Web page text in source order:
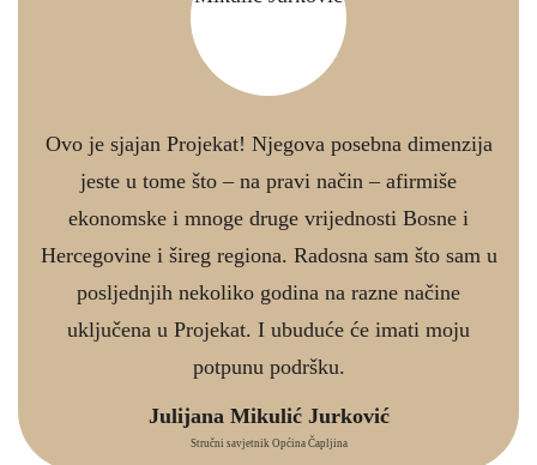
Ovo je sjajan Projekat! Njegova posebna dimenzija
jeste u tome što – na pravi način – afirmiše
ekonomske i mnoge druge vrijednosti Bosne i
Hercegovine i šireg regiona. Radosna sam što sam u
posljednjih nekoliko godina na razne načine
uključena u Projekat. I ubuduće će imati moju
potpunu podršku.
Julijana Mikulić Jurković
Stručni savjetnik Općina Čapljina